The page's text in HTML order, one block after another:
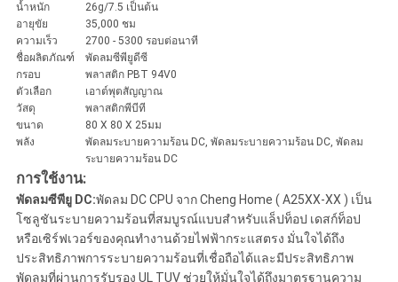
น้ำหนัก
26g/7.5 เป็นต้น
อายุขัย
35,000 ชม
ความเร็ว
2700 - 5300 รอบต่อนาที
ชื่อผลิตภัณฑ์
พัดลมซีพียูดีซี
กรอบ
พลาสติก PBT 94V0
ตัวเลือก
เอาต์พุตสัญญาณ
วัสดุ
พลาสติกพีบีที
ขนาด
80 X 80 X 25มม
พลัง
พัดลมระบายความร้อน DC, พัดลมระบายความร้อน DC, พัดลม
ระบายความร้อน DC
การใช้งาน:
พัดลมซีพียู DC:พัดลม DC CPU จาก Cheng Home ( A25XX-XX ) เป็น
โซลูชันระบายความร้อนที่สมบูรณ์แบบสำหรับแล็ปท็อป เดสก์ท็อป
หรือเซิร์ฟเวอร์ของคุณทำงานด้วยไฟฟ้ากระแสตรง มั่นใจได้ถึง
ประสิทธิภาพการระบายความร้อนที่เชื่อถือได้และมีประสิทธิภาพ
พัดลมที่ผ่านการรับรอง UL TUV ช่วยให้มั่นใจได้ถึงมาตรฐานความ